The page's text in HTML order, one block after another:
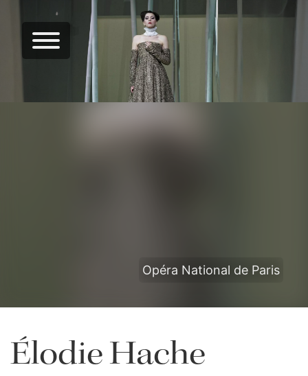
Opéra National de Paris
Élodie Hache